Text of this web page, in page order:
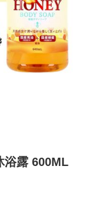
浴露 600ML